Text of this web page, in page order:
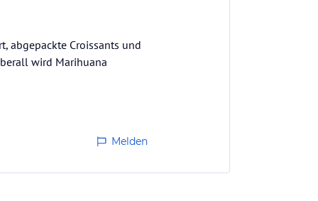
abgepackte Croissants und
wird Marihuana
Melden